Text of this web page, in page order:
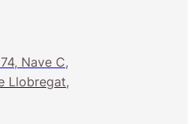
Nave C,
Llobregat,